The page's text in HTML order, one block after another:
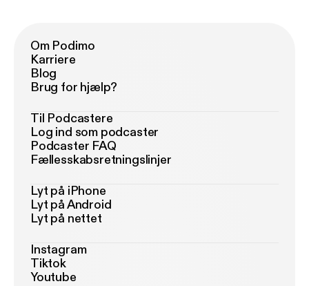
Om Podimo
Karriere
Blog
Brug for hjælp?
Til Podcastere
Log ind som podcaster
Podcaster FAQ
Fællesskabsretningslinjer
Lyt på iPhone
Lyt på Android
Lyt på nettet
Instagram
Tiktok
Youtube